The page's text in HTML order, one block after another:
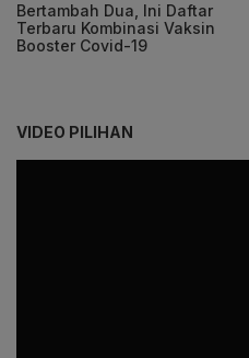
Bertambah Dua, Ini Daftar
Terbaru Kombinasi Vaksin
Booster Covid-19
VIDEO PILIHAN